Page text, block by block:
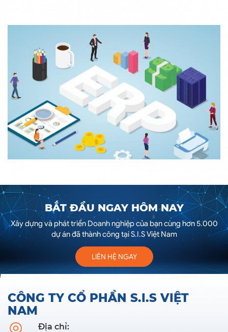
BẮT ĐẦU NGAY HÔM NAY
Xây dựng và phát triển Doanh nghiệp của bạn cùng hơn 5.000
dự án đã thành công tại S.I.S Việt Nam
LIÊN HỆ NGAY
CÔNG TY CỔ PHẦN S.I.S VIỆT
NAM
Địa chỉ: